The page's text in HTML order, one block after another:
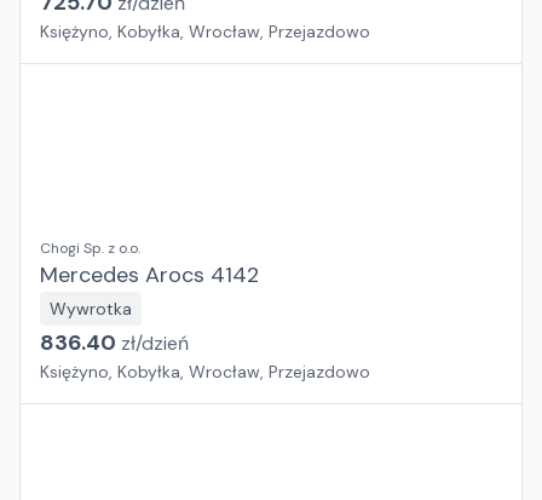
Księżyno, Kobyłka, Wrocław, Przejazdowo
Chogi Sp. z o.o.
Mercedes Arocs 4142
Wywrotka
836.40 zł/dzień
Księżyno, Kobyłka, Wrocław, Przejazdowo